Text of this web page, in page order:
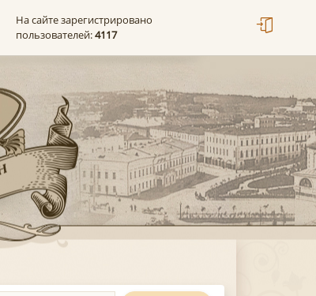
На сайте зарегистрировано
пользователей:4117